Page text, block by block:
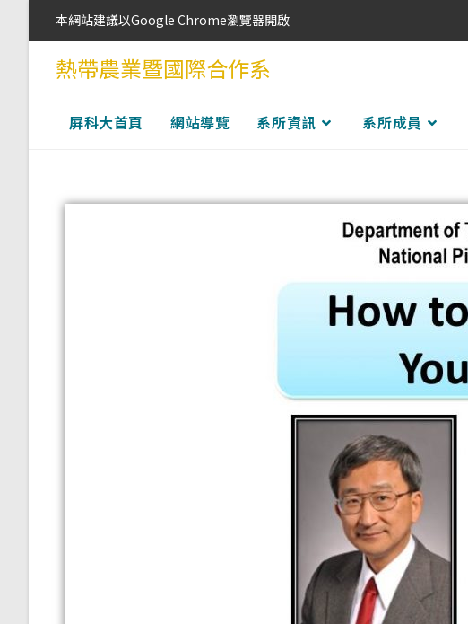
本網站建議以Google Chrome瀏覽器開啟
熱帶農業暨國際合作系
屏科大首頁 網站導覽 系所資訊 系所成員